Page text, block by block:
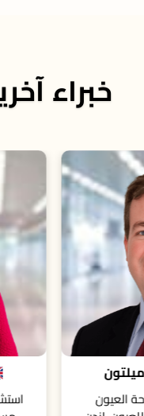
خبراء
د. ستيفاني
استشاري طب العيون